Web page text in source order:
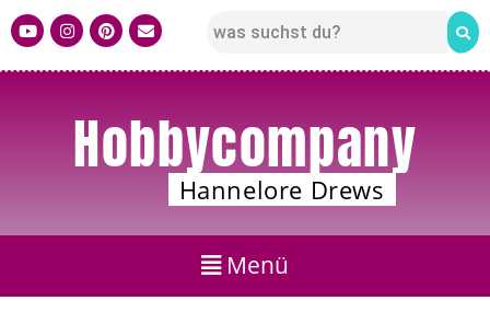
Hobbycompany
Hannelore Drews